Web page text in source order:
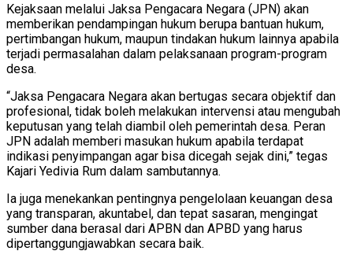
Kejaksaan melalui Jaksa Pengacara Negara (JPN) akan
memberikan pendampingan hukum berupa bantuan hukum,
pertimbangan hukum, maupun tindakan hukum lainnya apabila
terjadi permasalahan dalam pelaksanaan program-program
desa.
“Jaksa Pengacara Negara akan bertugas secara objektif dan
profesional, tidak boleh melakukan intervensi atau mengubah
keputusan yang telah diambil oleh pemerintah desa. Peran
JPN adalah memberi masukan hukum apabila terdapat
indikasi penyimpangan agar bisa dicegah sejak dini,” tegas
Kajari Yedivia Rum dalam sambutannya.
Ia juga menekankan pentingnya pengelolaan keuangan desa
yang transparan, akuntabel, dan tepat sasaran, mengingat
sumber dana berasal dari APBN dan APBD yang harus
dipertanggungjawabkan secara baik.